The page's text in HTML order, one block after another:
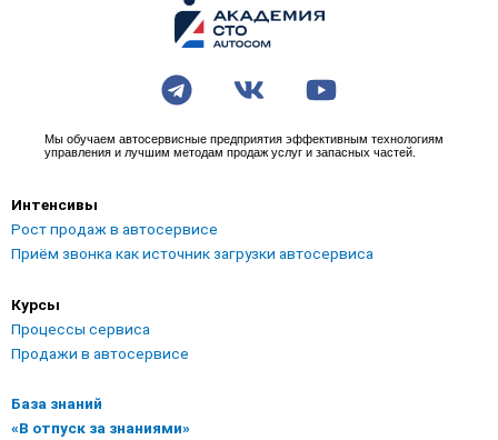
T
e
l
e
r
a
V
k
Y
o
u
t
e
Мы обучаем автосервисные предприятия эффективным технологиям
управления и лучшим методам продаж услуг и запасных частей.
Интенсивы
Рост продаж в автосервисе
Приём звонка как источник загрузки автосервиса
Курсы
Процессы сервиса
Продажи в автосервисе
База знаний
«В отпуск за знаниями»